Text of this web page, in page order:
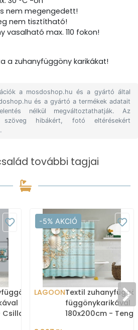
nem megengedett!
nem tisztítható!
vasalható max. 110 fokon!
a zuhanyfüggöny karikákat!
a mosdoshop.hu és a gyártó által
és a gyártó a termékek adatait
nélkül megváltoztathatják. Az
szöveg hibákért, fotó eltérésekért
további tagjai
-5% AKCIÓ
LAGOONTextil
függönykarikával
180x200cm -